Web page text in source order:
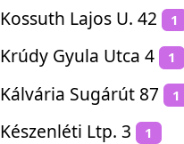
Kossuth Lajos U. 42 1
Krúdy Gyula Utca 4 1
Kálvária Sugárút 87 1
Készenléti Ltp. 3 1